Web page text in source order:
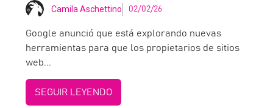
Camila Aschettino 02/02/26
Google anunció que está explorando nuevas
herramientas para que los propietarios de sitios
web...
SEGUIR LEYENDO